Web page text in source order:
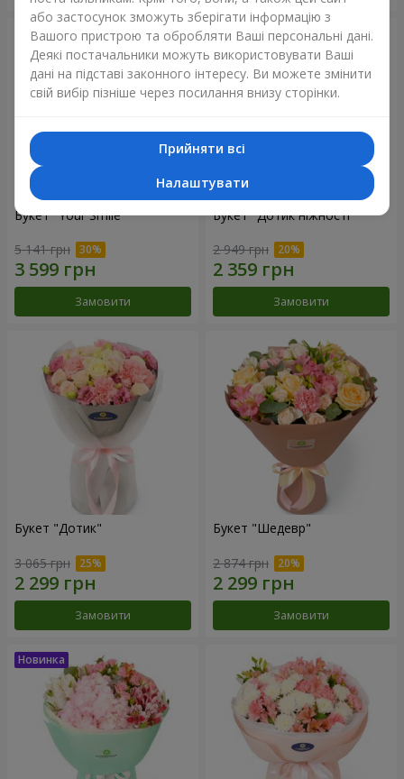
Букет "Your Smile"
5 141 грн
Замовити
Букет "Дотик ніжності"
2 949 грн
Замовити
Букет "Дотик"
3 065 грн
Замовити
Букет "Шедевр"
2 874 грн
Замовити
або застосунок зможуть зберігати інформацію з
Вашого пристрою та обробляти Ваші персональні дані.
Деякі постачальники можуть використовувати Ваші
дані на підставі законного інтересу. Ви можете змінити
свій вибір пізніше через посилання внизу сторінки.
Прийняти всі
Налаштувати